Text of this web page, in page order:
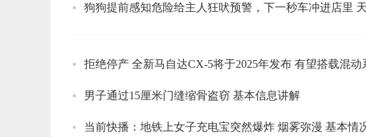
狗狗提前感知危险给主人狂吠预警，下一秒车冲进店里
拒绝停产 全新马自达CX-5将于2025年发布 有望搭载混动
男子通过15厘米门缝缩骨盗窃 基本信息讲解
当前快播：地铁上女子充电宝突然爆炸 烟雾弥漫 基本情